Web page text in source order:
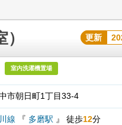
） 更新
室内洗濯機置場
市朝日町1丁目33-4
線 『 多磨駅 』 徒歩12分